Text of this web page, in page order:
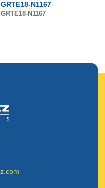
GRTE18-N1167
GRTE18-N1167